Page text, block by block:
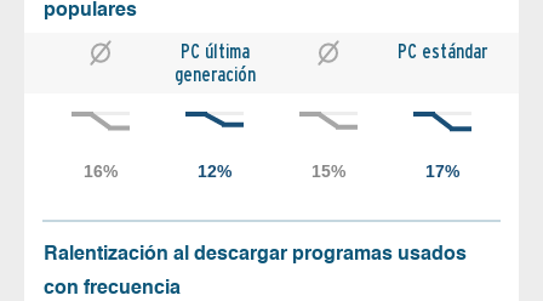
populares
PC última
generación
PC estándar
Ralentización al descargar programas usados
con frecuencia